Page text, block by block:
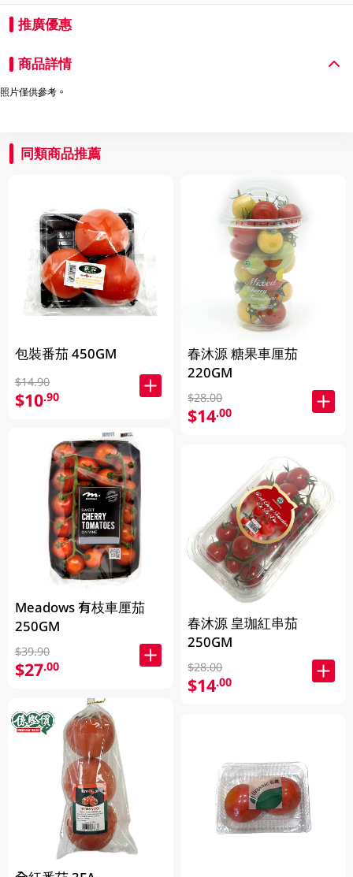
推廣優惠
商品詳情
照片僅供參考。
同類商品推薦
包裝番茄 450GM
$14.90
$10.90
Meadows 有枝車厘茄
250GM
$39.90
$27.00
春沐源 糖果車厘茄
220GM
$28.00
$14.00
春沐源 皇珈紅串茄
250GM
$28.00
$14.00